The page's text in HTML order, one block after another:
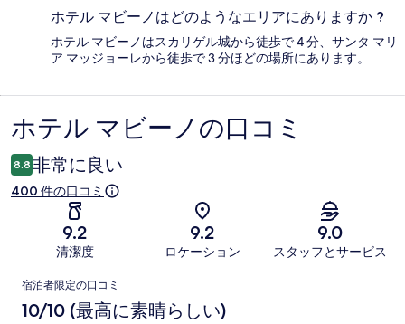
ホテル マビーノはどのようなエリアにありますか ?
ホテル マビーノはスカリゲル城から徒歩で 4 分、サンタ マリ
ア マッジョーレから徒歩で 3 分ほどの場所にあります。
口
コ
ミ
ホテル マビーノの口コミ
8.8 非常に良い
400 件の口コミ
9.2
清潔度
9.2
ロケーション
9.0
スタッフとサービス
口
コ
宿泊者限定の口コミ
10/10 (最高に素晴らしい)